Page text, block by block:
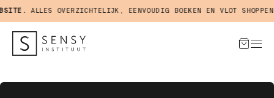
ALLES OVERZICHTELIJK, EENVOUDIG BOEKEN EN VLOT SHOPPEN